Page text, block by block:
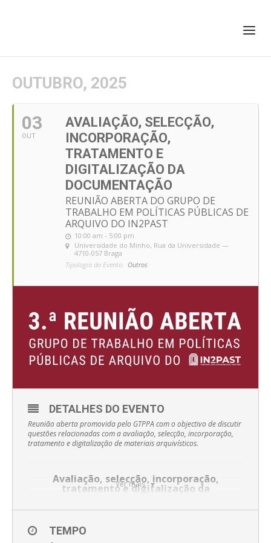
OUTUBRO, 2025
03
OUT
AVALIAÇÃO, SELECÇÃO,
INCORPORAÇÃO,
TRATAMENTO E
DIGITALIZAÇÃO DA
DOCUMENTAÇÃO
REUNIÃO ABERTA DO GRUPO DE
TRABALHO EM POLÍTICAS PÚBLICAS DE
ARQUIVO DO IN2PAST
10:00 am - 5:00 pm
Universidade do Minho, Rua da Universidade —
4710-057 Braga
Tipologia do Evento: Outros
Ver mais
DETALHES DO EVENTO
Reunião aberta promovida pelo GTPPA com o objectivo de discutir
questões relacionadas com a avaliação, selecção, incorporação,
tratamento e digitalização de materiais arquivísticos.
Avaliação, selecção, incorporação,
tratamento e digitalização da
práticas e desafios
3.ª Reunião Aberta do Grupo de Trabalho em
Políticas Públicas de Arquivo do IN2PAST
TEMPO